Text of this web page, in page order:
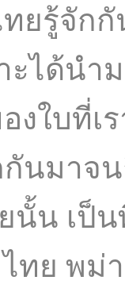
ยรู้จัก
ะได้นำ
งใบที่เ
นมาจน
นั้น เป็
ทย พม่